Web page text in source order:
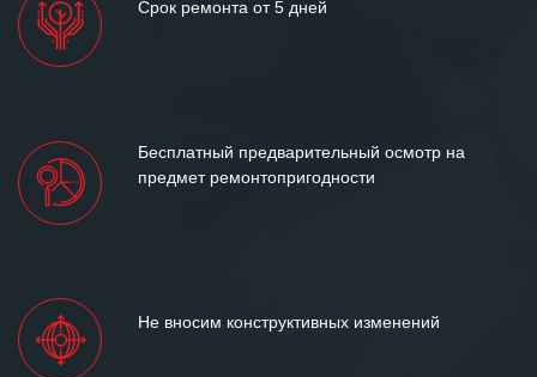
Срок ремонта от 5 дней
Бесплатный предварительный осмотр на
предмет ремонтопригодности
Не вносим конструктивных изменений